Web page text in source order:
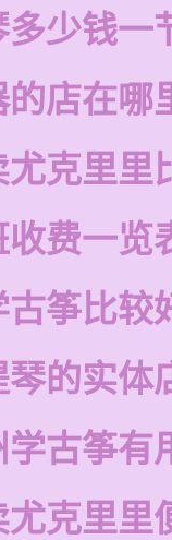
少钱一
店在哪
克里里
费一览
筝比较
的实体
古筝有
克里里